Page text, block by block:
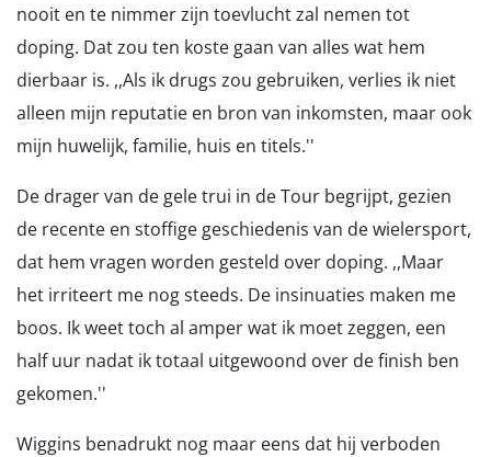
nooit en te nimmer zijn toevlucht zal nemen tot
doping. Dat zou ten koste gaan van alles wat hem
dierbaar is. ,,Als ik drugs zou gebruiken, verlies ik niet
alleen mijn reputatie en bron van inkomsten, maar ook
mijn huwelijk, familie, huis en titels.''
De drager van de gele trui in de Tour begrijpt, gezien
de recente en stoffige geschiedenis van de wielersport,
dat hem vragen worden gesteld over doping. ,,Maar
het irriteert me nog steeds. De insinuaties maken me
boos. Ik weet toch al amper wat ik moet zeggen, een
half uur nadat ik totaal uitgewoond over de finish ben
gekomen.''
Wiggins benadrukt nog maar eens dat hij verboden